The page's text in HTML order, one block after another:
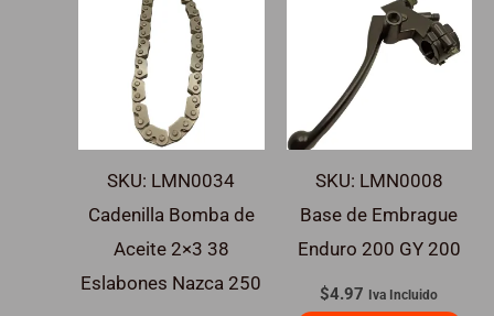
SKU: LMN0034
Cadenilla Bomba de
Aceite 2×3 38
Eslabones Nazca 250
SKU: LMN0008
Base de Embrague
Enduro 200 GY 200
$4.97 Iva Incluido